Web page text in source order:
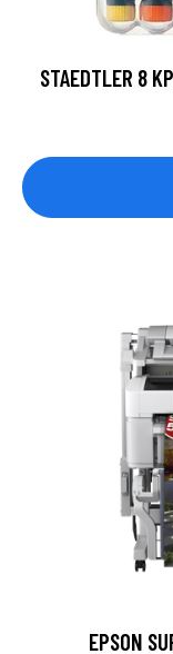
STAEDTLER 8
EPSON